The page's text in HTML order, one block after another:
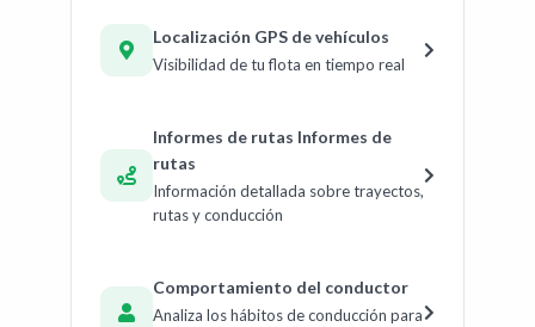
Localización GPS de vehículos
Visibilidad de tu flota en tiempo real
Informes de rutas Informes de
rutas
Información detallada sobre trayectos,
rutas y conducción
Comportamiento del conductor
Analiza los hábitos de conducción para